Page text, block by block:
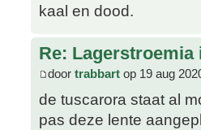
kaal en dood.
Re:
door trabbart op 19 aug
de tuscarora staat al
pas deze lente